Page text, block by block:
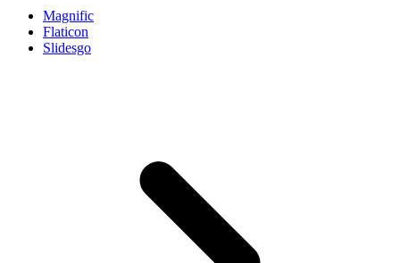
Magnific
Flaticon
Slidesgo